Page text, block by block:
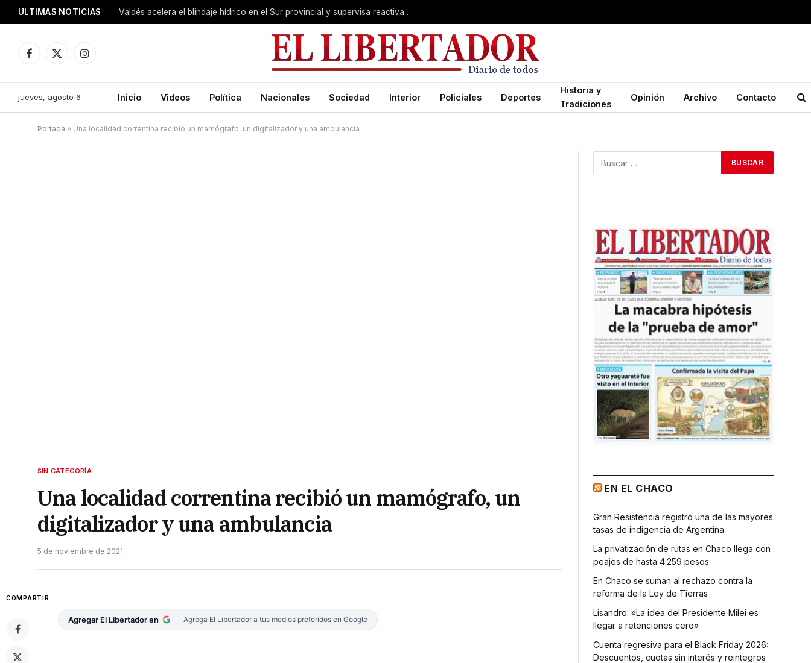
ULTIMAS NOTICIAS Valdés acelera el blindaje hídrico en el Sur provincial y supervisa reactivación de ruta
Facebook
X
Instagram
jueves, agosto 6 Inicio Videos Política Nacionales Sociedad Interior Policiales Deportes
Historia y
Tradiciones
Opinión Archivo Contacto
Portada » Una localidad correntina recibió un mamógrafo, un digitalizador y una ambulancia
SIN CATEGORÍA
Una localidad correntina recibió un mamógrafo, un
digitalizador y una ambulancia
5 de noviembre de 2021
COMPARTIR
Agregar El Libertador en Agrega El Libertador a tus medios preferidos en Google
EN EL CHACO
Gran Resistencia registró una de las mayores
tasas de indigencia de Argentina
La privatización de rutas en Chaco llega con
peajes de hasta 4.259 pesos
En Chaco se suman al rechazo contra la
reforma de la Ley de Tierras
Lisandro: «La idea del Presidente Milei es
llegar a retenciones cero»
Cuenta regresiva para el Black Friday 2026:
Descuentos, cuotas sin interés y reintegros